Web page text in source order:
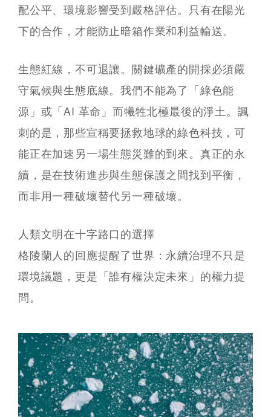
配公平、環境影響受到嚴格評估。只有在陽光
下的合作，才能防止暗箱作業和利益輸送。
生態紅線，不可退讓。關鍵礦產的開採必須嚴
守氣候與生態底線。我們不能為了「綠色能
源」或「AI 革命」而犧牲北極最後的淨土。諷
刺的是，那些宣稱要拯救地球的綠色科技，可
能正在加速另一場生態災難的到來。真正的永
續，是在技術進步與生態保護之間找到平衡，
而非用一種破壞替代另一種破壞。
人類文明在十字路口的選擇
格陵蘭人的回應提醒了世界：永續治理不只是
環境議題，更是「誰有權決定未來」的權力提
問。